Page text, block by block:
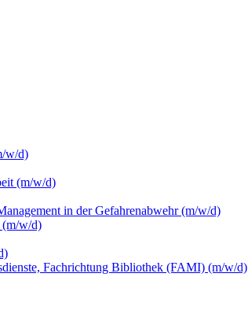
w/d)
(m/w/d)
in der Gefahrenabwehr (m/w/d)
(m/w/d)
Fachrichtung Bibliothek (FAMI) (m/w/d)